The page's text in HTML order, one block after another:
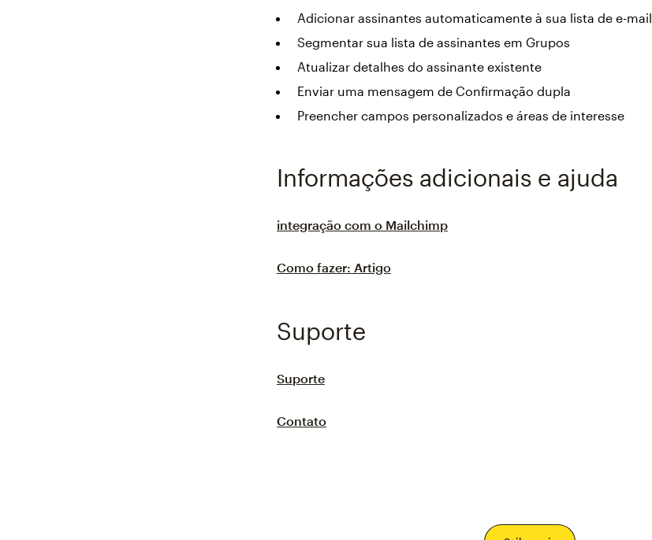
Adicionar assinantes automaticamente à sua lista de e-mail
Segmentar sua lista de assinantes em Grupos
Atualizar detalhes do assinante existente
Enviar uma mensagem de Confirmação dupla
Preencher campos personalizados e áreas de interesse
Informações adicionais e ajuda
integração com o Mailchimp
Como fazer: Artigo
Suporte
Suporte
Contato